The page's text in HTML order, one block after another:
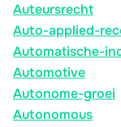
Auteursrecht
Auto-applied-
Automatische-
Automotive
Autonome-groei
Autonomous